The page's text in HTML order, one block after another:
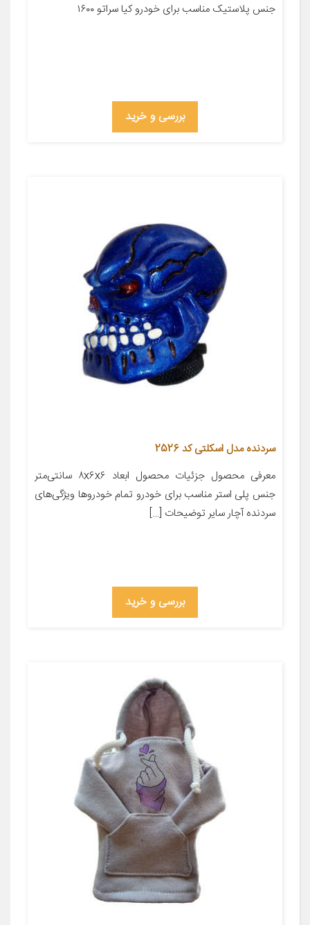
جنس پلاستیک مناسب برای خودرو کیا سراتو ۱۶۰۰
بررسی و خرید
سردنده مدل اسکلتی کد 2526
معرفی محصول جزئیات محصول ابعاد ۸x۶x۶ سانتی‌متر
جنس پلی استر مناسب برای خودرو تمام خودروها ویژگی‌های
سردنده آچار سایر توضیحات […]
بررسی و خرید